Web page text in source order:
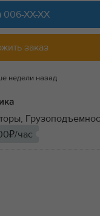
006-XX-XX
заказ
недели назад
час